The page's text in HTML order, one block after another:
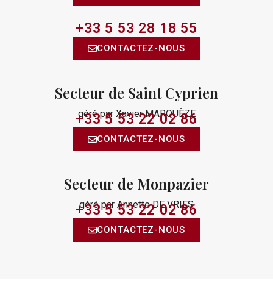
+33 5 53 28 18 55
CONTACTEZ-NOUS
Secteur de Saint Cyprien
géré par Xavier MARQUÈZE
+33 5 53 22 02 86​
CONTACTEZ-NOUS
Secteur de Monpazier
géré par Annette DE VRIES
+33 5 53 22 02 86​
CONTACTEZ-NOUS